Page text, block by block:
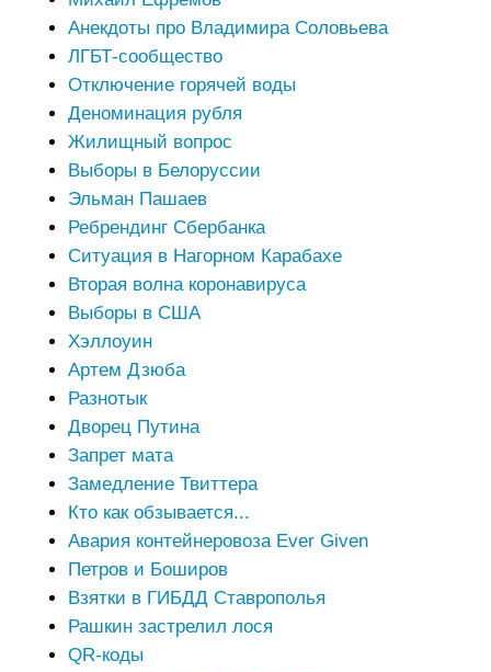
Анекдоты про Владимира Соловьева
ЛГБТ-сообщество
Отключение горячей воды
Деноминация рубля
Жилищный вопрос
Выборы в Белоруссии
Эльман Пашаев
Ребрендинг Сбербанка
Ситуация в Нагорном Карабахе
Вторая волна коронавируса
Выборы в США
Хэллоуин
Артем Дзюба
Разнотык
Дворец Путина
Запрет мата
Замедление Твиттера
Кто как обзывается...
Авария контейнеровоза Ever Given
Петров и Боширов
Взятки в ГИБДД Ставрополья
Рашкин застрелил лося
QR-коды